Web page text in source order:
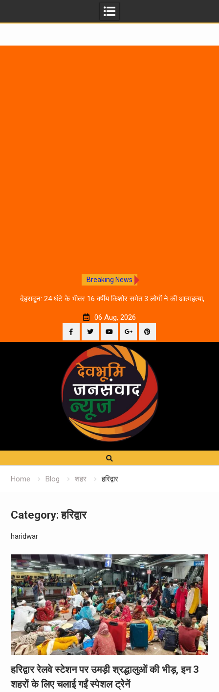
Breaking News
देहरादून: 24 घंटे के भीतर 16 वर्षीय किशोर समेत 3 लोगों ने की आत्महत्या,
06 Aug, 2026
Facebook
TwitterYouTubePlus
Google
Home Blog शहर हरिद्वार
Category:हरिद्वार
haridwar
हरिद्वार रेलवे स्टेशन पर उमड़ी श्रद्धालुओं की भीड़, इन 3
शहरों के लिए चलाई गईं स्पेशल ट्रेनें